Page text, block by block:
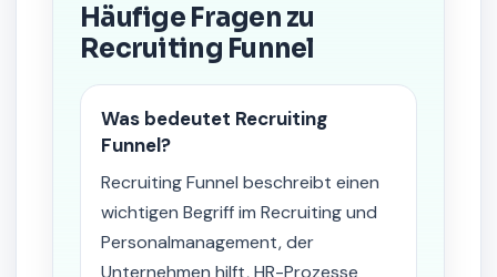
Häufige Fragen zu
Recruiting Funnel
Was bedeutet Recruiting
Funnel?
Recruiting Funnel beschreibt einen
wichtigen Begriff im Recruiting und
Personalmanagement, der
Unternehmen hilft, HR-Prozesse